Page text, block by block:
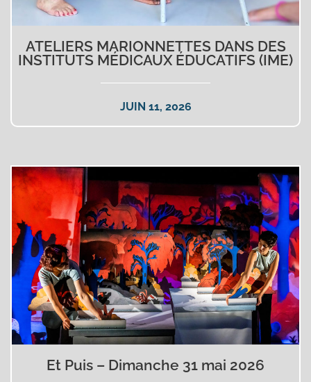
ATELIERS MARIONNETTES DANS DES
INSTITUTS MÉDICAUX ÉDUCATIFS (IME)
JUIN 11, 2026
Et Puis – Dimanche 31 mai 2026